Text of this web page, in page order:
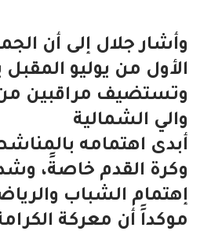
وأشار جلال إلى أن
الأول من يوليو المقبل
وتستضيف مراقبين من
والي الشمالية
أبدى اهتمامه
وكرة القدم خاصةََ،
إهتمام الشباب
موكداََ أن معركة